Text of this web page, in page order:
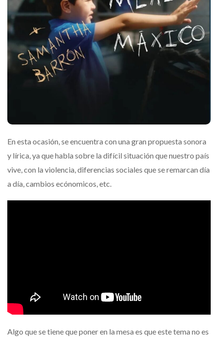
En esta ocasión, se encuentra con una gran propuesta sonora
y lírica, ya que habla sobre la difícil situación que nuestro país
vive, con la violencia, diferencias sociales que se remarcan día
a día, cambios ecónomicos, etc.
Algo que se tiene que poner en la mesa es que este tema no es